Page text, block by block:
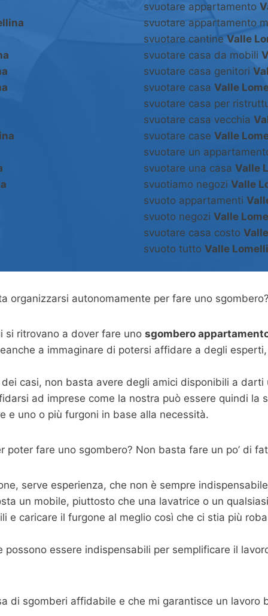
svuotare appartamento
svuotare appartamento
svuotare cantine Valle
svuotare casa da mobili
svuotare casa genitori
svuotare casa Valle
svuotare casa per
svuotare casa vecchia
svuotare case Valle
svuotare un
svuotare una casa Valle
svuotiamo negozi Valle
svuoto appartamenti
svuoto negozi Valle
svuotare casa costo
svuoto tutto Valle
organizzarsi autonomamente per fare uno
si ritrovano a dover fare uno sgombero
a immaginare di potersi affidare a degli
casi, non basta avere degli amici disponibili a
ad imprese come la nostra può essere quindi la
e uno o più furgoni in base alla necessità.
poter fare uno sgombero? Non basta fare un po’ di
serve esperienza, che non è sempre
un mobile, piuttosto che una lavatrice o un
e caricare il furgone al meglio così che ci stia più
possono essere indispensabili per semplificare il
di sgomberi affidabile e che mi garantisce un lavoro